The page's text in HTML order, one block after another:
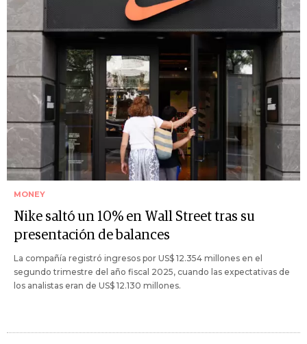
MONEY
Nike saltó un 10% en Wall Street tras su
presentación de balances
La compañía registró ingresos por US$ 12.354 millones en el
segundo trimestre del año fiscal 2025, cuando las expectativas de
los analistas eran de US$ 12.130 millones.